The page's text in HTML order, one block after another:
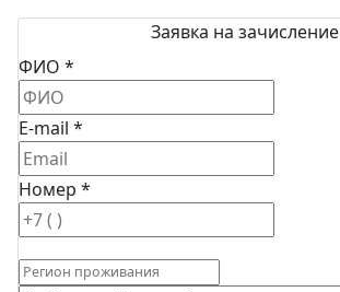
Заявка на зачисление
ФИО *
E-mail *
Номер *